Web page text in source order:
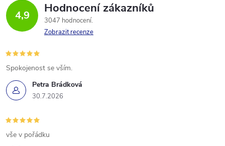
4,9 Hodnocení zákazníků
3047 hodnocení
Zobrazit recenze
Petra Brádková
30.7.2026
Spokojenost se vším.
vše v pořádku